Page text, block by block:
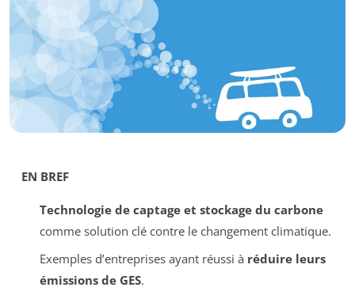
EN BREF
Technologie de captage et stockage du carbone
comme solution clé contre le changement climatique.
Exemples d’entreprises ayant réussi à réduire leurs
émissions de GES.